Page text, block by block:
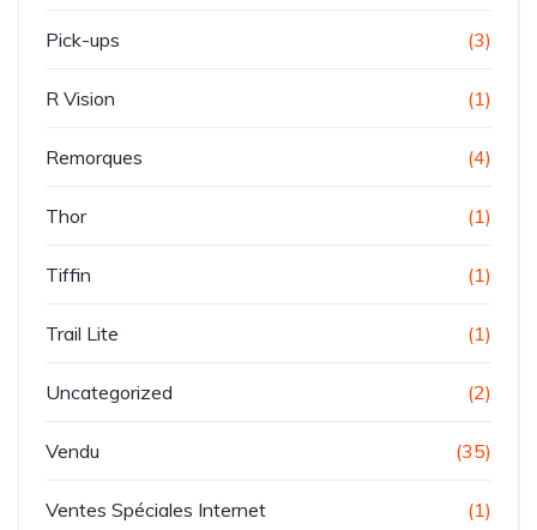
Pick-ups (3)
R Vision (1)
Remorques (4)
Thor (1)
Tiffin (1)
Trail Lite (1)
Uncategorized (2)
Vendu (35)
Ventes Spéciales Internet (1)